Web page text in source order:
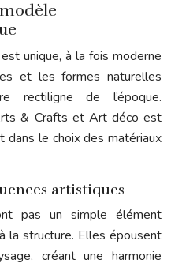
unique, à la fois moderne
et les formes naturelles
rectiligne de l’époque.
& Crafts et Art déco est
dans le choix des matériaux
artistiques
pas un simple élément
la structure. Elles épousent
créant une harmonie